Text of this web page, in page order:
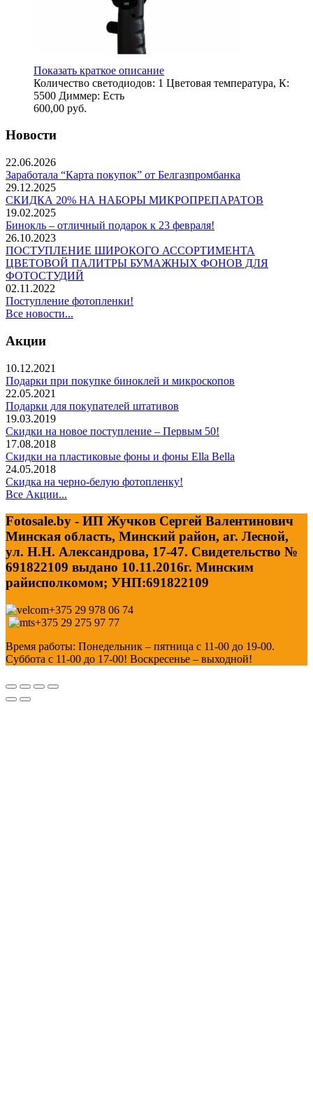
Показать краткое описание
Количество светодиодов: 1 Цветовая температура, К:
5500 Диммер: Есть
600,00 руб.
Новости
22.06.2026
Заработала “Карта покупок” от Белгазпромбанка
29.12.2025
СКИДКА 20% НА НАБОРЫ МИКРОПРЕПАРАТОВ
19.02.2025
Бинокль – отличный подарок к 23 февраля!
26.10.2023
ПОСТУПЛЕНИЕ ШИРОКОГО АССОРТИМЕНТА
ЦВЕТОВОЙ ПАЛИТРЫ БУМАЖНЫХ ФОНОВ ДЛЯ
ФОТОСТУДИЙ
02.11.2022
Поступление фотопленки!
Все новости...
Акции
10.12.2021
Подарки при покупке биноклей и микроскопов
22.05.2021
Подарки для покупателей штативов
19.03.2019
Скидки на новое поступление – Первым 50!
17.08.2018
Скидки на пластиковые фоны и фоны Ella Bella
24.05.2018
Скидка на черно-белую фотопленку!
Все Акции...
Fotosale.by - ИП Жучков Сергей Валентинович
Минская область, Минский район, аг. Лесной,
ул. Н.Н. Александрова, 17-47. Свидетельство №
691822109 выдано 10.11.2016г. Минским
райисполкомом; УНП:691822109
+375 29 978 06 74
+375 29 275 97 77
Время работы: Понедельник – пятница с 11-00 до 19-00.
Суббота с 11-00 до 17-00! Воскресенье – выходной!